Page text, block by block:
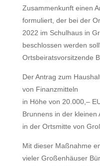
Zusammenkunft einen
formuliert, der bei der
2022 im Schulhaus in
beschlossen werden
Ortsbeiratsvorsitzende
Der Antrag zum
von Finanzmitteln
in Höhe von 20.000,–
Brunnens in der kleinen
in der Ortsmitte von
Mit dieser Maßnahme
vieler Großenhäuser